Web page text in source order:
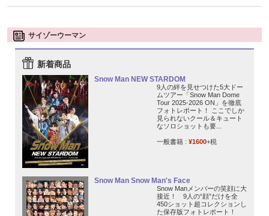
サイゾーウーマン
新着商品
Snow Man NEW STARDOM
9人の絆を見せつけた5大ドー
ムツアー「Snow Man Dome
Tour 2025-2026 ON」を徹底
フォトレポート！ ここでしか
見られないクール＆キュート
なソロショットも要...
一般書籍 : ¥1600+税
Snow Man Snow Man's Face
Snow Manメンバーの笑顔に大
接近！ 9人の“顔”だけを全
450ショット超コレクションし
た保存版フォトレポート！